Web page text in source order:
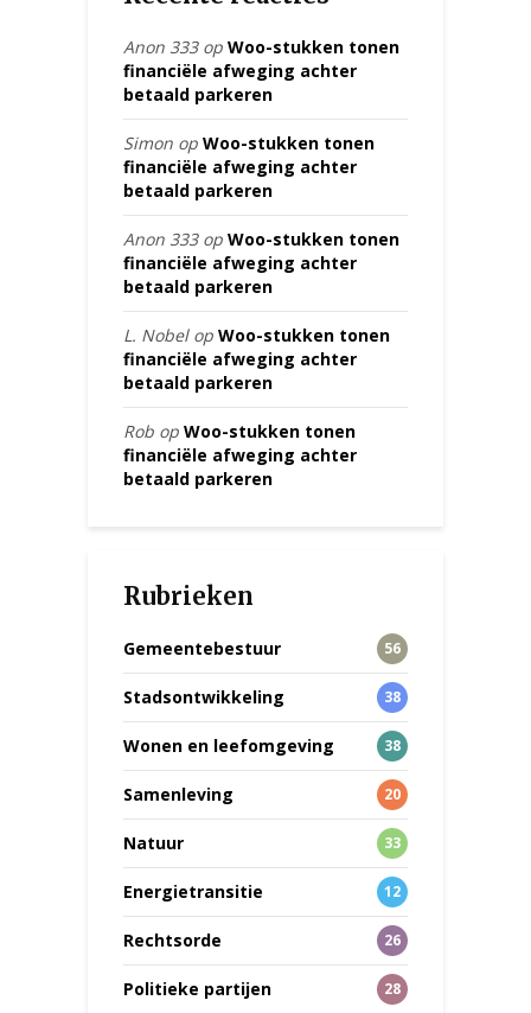
Anon 333op Woo-stukken tonen
financiële afweging achter
betaald parkeren
Simon op Woo-stukken tonen
financiële afweging achter
betaald parkeren
Anon 333op Woo-stukken tonen
financiële afweging achter
betaald parkeren
L. Nobelop Woo-stukken tonen
financiële afweging achter
betaald parkeren
Rob op Woo-stukken tonen
financiële afweging achter
betaald parkeren
Rubrieken
Gemeentebestuur 56
Stadsontwikkeling 38
Wonen en leefomgeving 38
Samenleving 20
Natuur 33
Energietransitie 12
Rechtsorde 26
Politieke partijen 28